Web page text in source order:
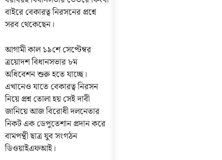
বাইরে বেকারত্ব নিরসনের প্রশ্নে
সরব থেকেছেন।
আগামী কাল ১৯শে সেপ্টেম্বর
ত্রয়োদশ বিধানসভার ৮ম
অধিবেশন শুরু হতে যাচ্ছে।
এখানেও যাতে বেকারত্ব নিরসন
নিয়ে প্রশ্ন তোলা হয় সেই দাবী
জানিয়ে আজ বিরোধী দলনেতার
নিকট এক ডেপুতেশান প্রদান করে
বামপন্থী ছাত্র যুব সংগঠন
ডিওয়াইএফআই।